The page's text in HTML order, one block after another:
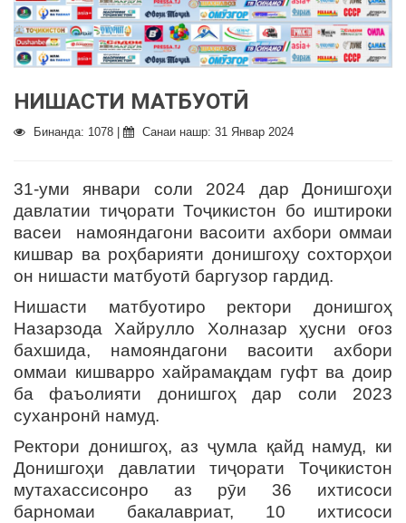
НИШАСТИ МАТБУОТӢ
Бинанда: 1078 | Санаи нашр: 31 Январ 2024
31-уми январи соли 2024 дар Донишгоҳи
давлатии тиҷорати Тоҷикистон бо иштироки
васеи намояндагони васоити ахбори оммаи
кишвар ва роҳбарияти донишгоҳу сохторҳои
он нишасти матбуотӣ баргузор гардид.
Нишасти матбуотиро ректори донишгоҳ
Назарзода Хайрулло Холназар ҳусни оғоз
бахшида, намояндагони васоити ахбори
оммаи кишварро хайрамақдам гуфт ва доир
ба фаъолияти донишгоҳ дар соли 2023
суханронӣ намуд.
Ректори донишгоҳ, аз ҷумла қайд намуд, ки
Донишгоҳи давлатии тиҷорати Тоҷикистон
мутахассисонро аз рӯи 36 ихтисоси
барномаи бакалавриат, 10 ихтисоси